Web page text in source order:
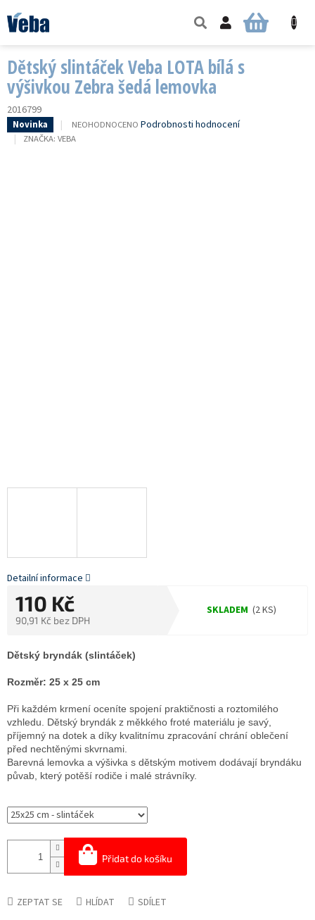
na
obsah
NÁKUPNÍ
Dětský slintáček Veba LOTA bílá s
výšivkou Zebra šedá lemovka
2016799
Novinka
PRŮMĚRNÉ
HODNOCENÍ
NEOHODNOCENO Podrobnosti hodnocení
ZNAČKA: VEBA
110 Kč
90,91 Kč bez DPH
cena:
SKLADEM (2 KS)
Přidat do košíku
Dětský bryndák (slintáček)
Rozměr: 25 x 25 cm
Při každém krmení oceníte spojení praktičnosti a roztomilého
vzhledu. Dětský bryndák z měkkého froté materiálu je savý,
příjemný na dotek a díky kvalitnímu zpracování chrání oblečení
před nechtěnými skvrnami.
Barevná lemovka a výšivka s dětským motivem dodávají bryndáku
půvab, který potěší rodiče i malé strávníky.
Detailní informace
ZEPTAT SE HLÍDAT SDÍLET